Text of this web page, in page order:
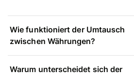
Wie funktioniert der Umtausch
zwischen Währungen?
Warum unterscheidet sich der